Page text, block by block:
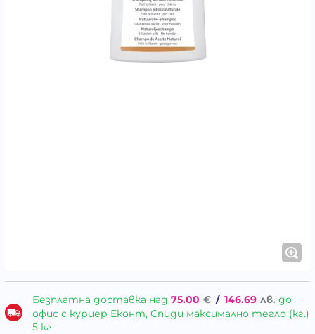
Безплатна доставка над 75.00 € / 146.69 лв. до
офис с куриер Еконт, Спиди максимално тегло (кг.)
5 кг.